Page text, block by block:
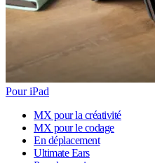
Pour iPad
MX pour la créativité
MX pour le codage
En déplacement
Ultimate Ears